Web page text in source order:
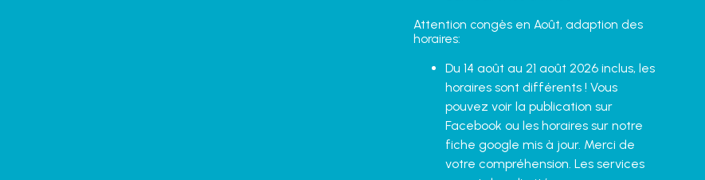
Attention congès en Août, adaption des
horaires:
Du 14 août au 21 août 2026 inclus, les
horaires sont différents ! Vous
pouvez voir la publication sur
Facebook ou les horaires sur notre
fiche google mis à jour. Merci de
votre compréhension. Les services